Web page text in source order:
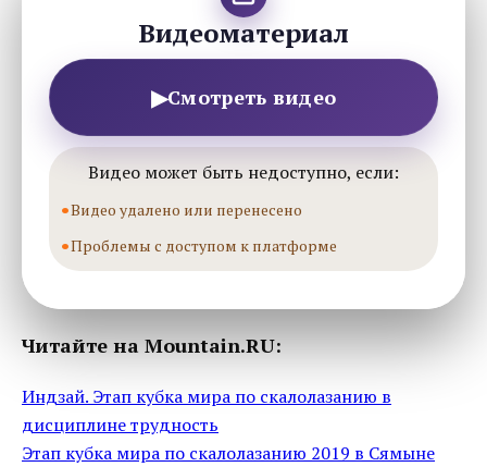
Видеоматериал
▶Смотреть видео
Видео может быть недоступно, если:
Видео удалено или перенесено
Проблемы с доступом к платформе
Читайте на Mountain.RU:
Индзай. Этап кубка мира по скалолазанию в
дисциплине трудность
Этап кубка мира по скалолазанию 2019 в Сямыне